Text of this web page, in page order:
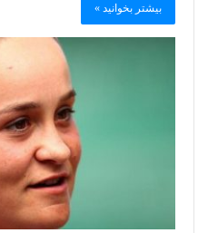
بیشتر بخوانید »